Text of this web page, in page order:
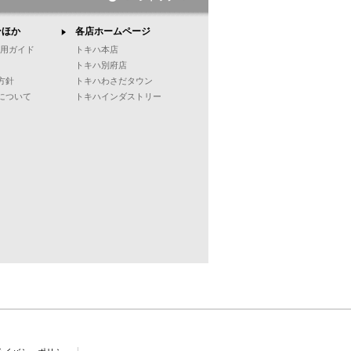
か
ガイド
針
ついて
各店ホームページ
トキハ本店
トキハ別府店
トキハわさだタウン
トキハインダストリー